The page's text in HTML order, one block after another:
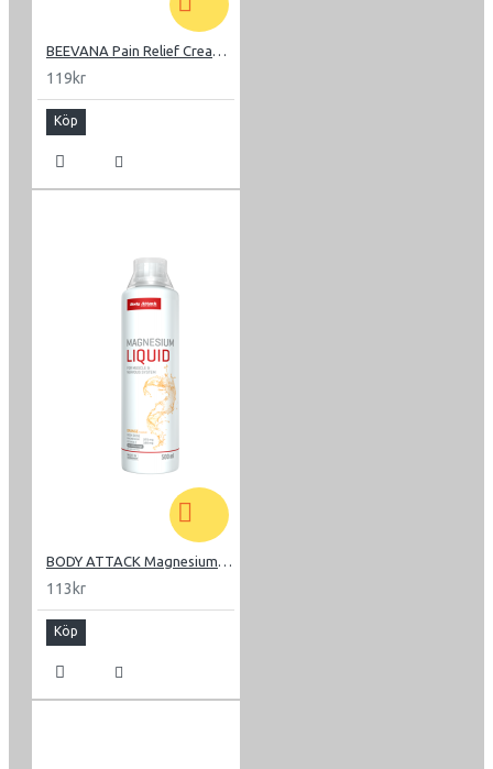
BEEVANA Pain Relief Cream 30g
119kr
Köp
BODY ATTACK Magnesium Liquid 500 ml
113kr
Köp